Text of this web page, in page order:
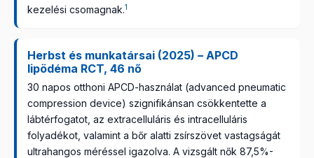
kezelési csomagnak.1
Herbst és munkatársai (2025) – APCD
lipödéma RCT, 46 nő
30 napos otthoni APCD-használat (advanced pneumatic
compression device) szignifikánsan csökkentette a
lábtérfogatot, az extracelluláris és intracelluláris
folyadékot, valamint a bőr alatti zsírszövet vastagságát
ultrahangos méréssel igazolva. A vizsgált nők 87,5%-